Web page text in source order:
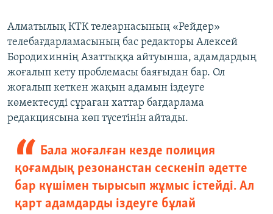
Алматылық КТК телеарнасының «Рейдер»
телебағдарламасының бас редакторы Алексей
Бородихиннің Азаттыққа айтуынша, адамдардың
жоғалып кету проблемасы баяғыдан бар. Ол
жоғалып кеткен жақын адамын іздеуге
көмектесуді сұраған хаттар бағдарлама
редакциясына көп түсетінін айтады.
Бала жоғалған кезде полиция
қоғамдық резонанстан сескеніп әдетте
бар күшімен тырысып жұмыс істейді. Ал
қарт адамдарды іздеуге бұлай